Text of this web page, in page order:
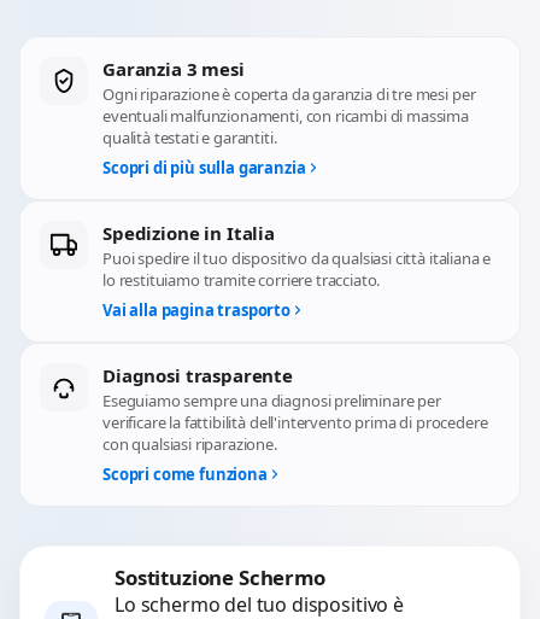
Garanzia 3 mesi
Ogni riparazione è coperta da garanzia di tre mesi per
eventuali malfunzionamenti, con ricambi di massima
qualità testati e garantiti.
Scopri di più sulla garanzia
Spedizione in Italia
Puoi spedire il tuo dispositivo da qualsiasi città italiana e
lo restituiamo tramite corriere tracciato.
Vai alla pagina trasporto
Diagnosi trasparente
Eseguiamo sempre una diagnosi preliminare per
verificare la fattibilità dell'intervento prima di procedere
con qualsiasi riparazione.
Scopri come funziona
Sostituzione Schermo
Lo schermo del tuo dispositivo è